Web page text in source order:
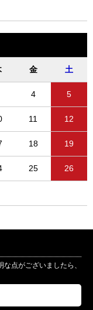
金 土
4 5
11 12
18 19
25 26
点がございましたら、